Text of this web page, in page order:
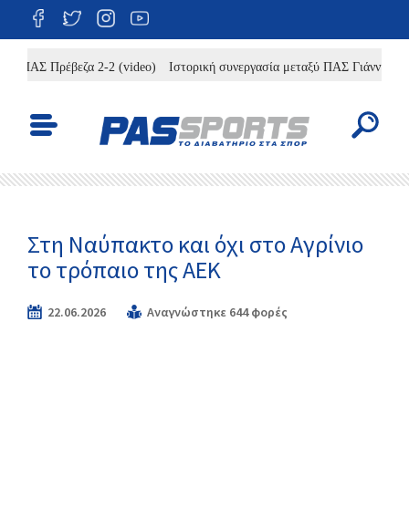
ΠΑΣ Πρέβεζα 2-2 (video) Ιστορική συνεργασία μεταξύ ΠΑΣ Γιάννινα WBC
Στη Ναύπακτο και όχι στο Αγρίνιο
το τρόπαιο της ΑΕΚ
22.06.2026 Αναγνώστηκε 644 φορές